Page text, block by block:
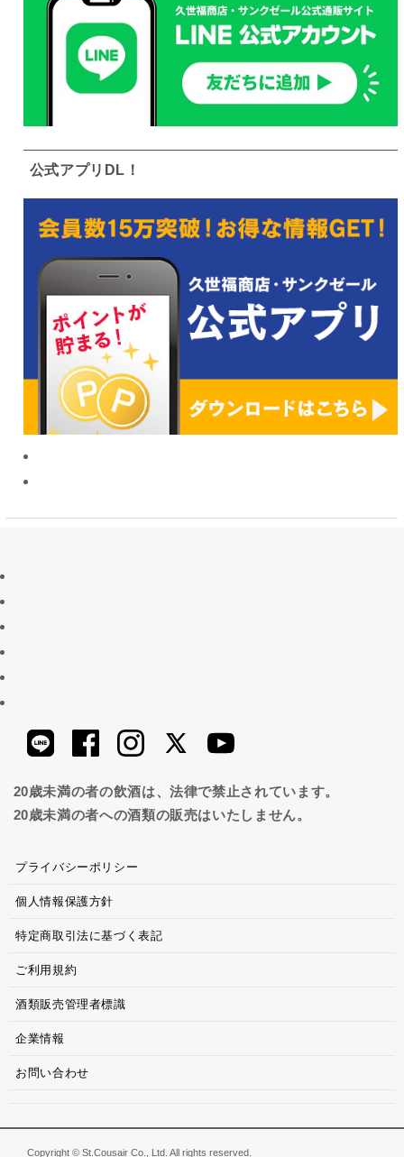
公式アプリDL！
20歳未満の者の飲酒は、法律で禁止されています。
20歳未満の者への酒類の販売はいたしません。
プライバシーポリシー
個人情報保護方針
特定商取引法に基づく表記
ご利用規約
酒類販売管理者標識
企業情報
お問い合わせ
Copyright © St.Cousair Co., Ltd. All rights reserved.